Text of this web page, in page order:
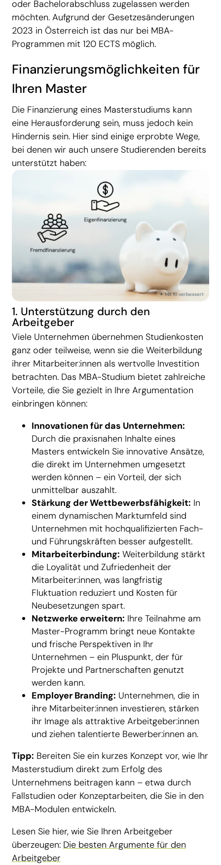
oder Bachelorabschluss zugelassen werden
möchten. Aufgrund der Gesetzesänderungen
2023 in Österreich ist das nur bei MBA-
Programmen mit 120 ECTS möglich.
Finanzierungsmöglichkeiten für
Ihren Master
Die Finanzierung eines Masterstudiums kann
eine Herausforderung sein, muss jedoch kein
Hindernis sein. Hier sind einige erprobte Wege,
bei denen wir auch unsere Studierenden bereits
unterstützt haben:
1. Unterstützung durch den
Arbeitgeber
Viele Unternehmen übernehmen Studienkosten
ganz oder teilweise, wenn sie die Weiterbildung
ihrer Mitarbeiter:innen als wertvolle Investition
betrachten. Das MBA-Studium bietet zahlreiche
Vorteile, die Sie gezielt in Ihre Argumentation
einbringen können:
Innovationen für das Unternehmen:
Durch die praxisnahen Inhalte eines
Masters entwickeln Sie innovative Ansätze,
die direkt im Unternehmen umgesetzt
werden können – ein Vorteil, der sich
unmittelbar auszahlt.
Stärkung der Wettbewerbsfähigkeit: In
einem dynamischen Marktumfeld sind
Unternehmen mit hochqualifizierten Fach-
und Führungskräften besser aufgestellt.
Mitarbeiterbindung: Weiterbildung stärkt
die Loyalität und Zufriedenheit der
Mitarbeiter:innen, was langfristig
Fluktuation reduziert und Kosten für
Neubesetzungen spart.
Netzwerke erweitern: Ihre Teilnahme am
Master-Programm bringt neue Kontakte
und frische Perspektiven in Ihr
Unternehmen – ein Pluspunkt, der für
Projekte und Partnerschaften genutzt
werden kann.
Employer Branding: Unternehmen, die in
ihre Mitarbeiter:innen investieren, stärken
ihr Image als attraktive Arbeitgeber:innen
und ziehen talentierte Bewerber:innen an.
Tipp: Bereiten Sie ein kurzes Konzept vor, wie Ihr
Masterstudium direkt zum Erfolg des
Unternehmens beitragen kann – etwa durch
Fallstudien oder Konzeptarbeiten, die Sie in den
MBA-Modulen entwickeln.
Lesen Sie hier, wie Sie Ihren Arbeitgeber
überzeugen: Die besten Argumente für den
Arbeitgeber